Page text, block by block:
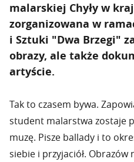
malarskiej Chyły w
zorganizowana w
i Sztuki "Dwa Brzegi"
obrazy, ale także
artyście.
Tak to czasem bywa.
student malarstwa zostaje
muzę. Pisze ballady i to
siebie i przyjaciół.